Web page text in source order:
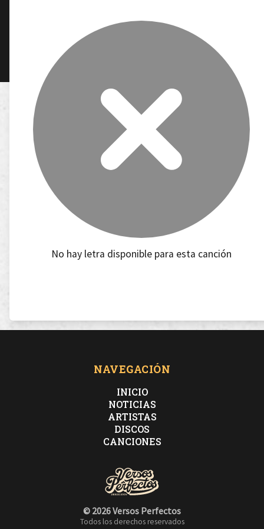
No hay letra disponible para esta canción
NAVEGACIÓN
INICIO
NOTICIAS
ARTISTAS
DISCOS
CANCIONES
© 2026 Versos Perfectos
Todos los derechos reservados